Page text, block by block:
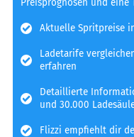
Preisprognosen und eine
Aktuelle Spritpreise
Ladetarife
erfahren
Detaillierte
und 30.000
Flizzi empfiehlt dir